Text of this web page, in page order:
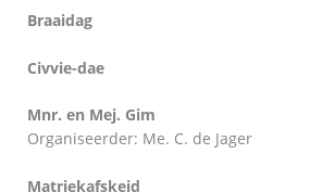
Braaidag
Civvie-dae
Mnr. en Mej. Gim
Organiseerder: Me. C. de Jager
Matriekafskeid